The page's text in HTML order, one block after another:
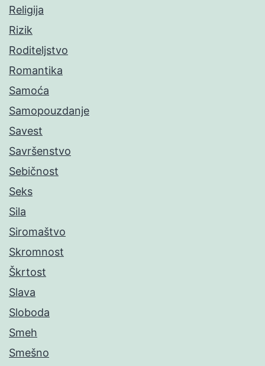
Religija
Rizik
Roditeljstvo
Romantika
Samoća
Samopouzdanje
Savest
Savršenstvo
Sebičnost
Seks
Sila
Siromaštvo
Skromnost
Škrtost
Slava
Sloboda
Smeh
Smešno